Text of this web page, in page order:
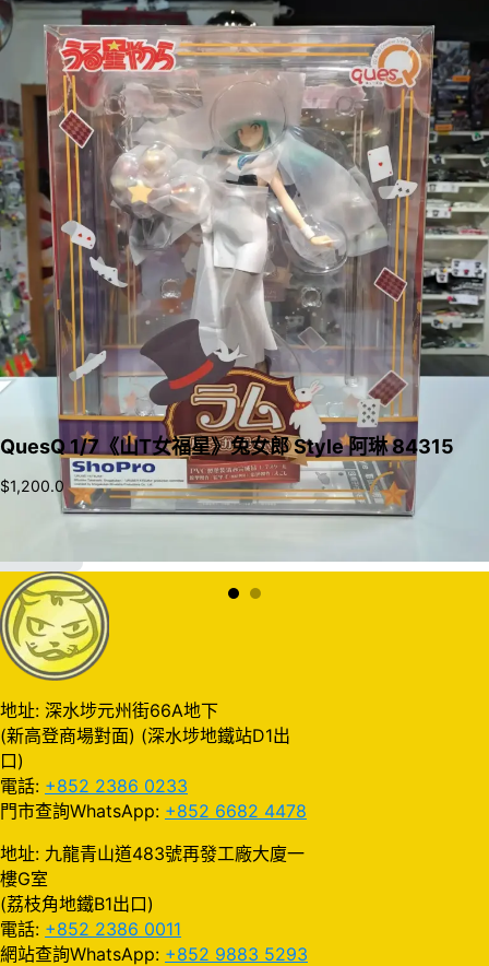
QuesQ 1/7《山T女福星》兔女郎 Style 阿琳 84315
$1,200.0
地址: 深水埗元州街66A地下
(新高登商場對面) (深水埗地鐵站D1出
口)
電話: +852 2386 0233
門市查詢WhatsApp: +852 6682 4478
地址: 九龍青山道483號再發工廠大廈一
樓G室
(荔枝角地鐵B1出口)
電話: +852 2386 0011
網站查詢WhatsApp: +852 9883 5293